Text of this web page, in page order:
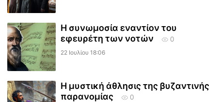
Η συνωμοσία εναντίον του
εφευρέτη των νοτών
0
22 Ιουλίου 18:06
Η μυστική άθλησις της βυζαντινής
παρανομίας
0